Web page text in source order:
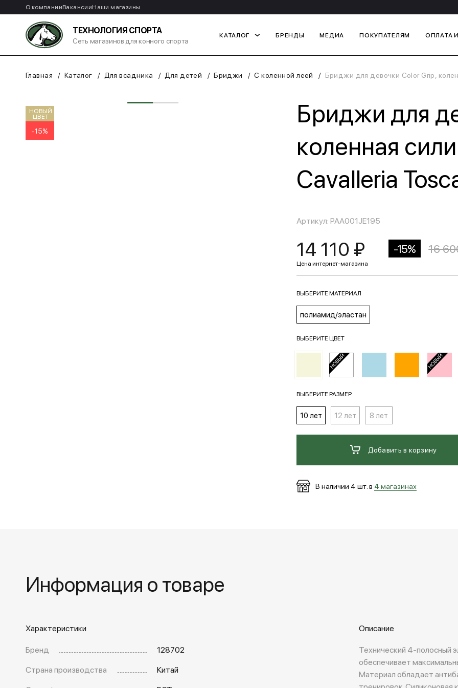
О компанииВакансииНаши магазины
ТЕХНОЛОГИЯ СПОРТА
Сеть магазинов для конного спорта
КАТАЛОГ БРЕНДЫ МЕДИА ПОКУПАТЕЛЯМ ОПЛАТА
Главная Каталог Для всадника Для детей Бриджи С коленной леей Бриджи для девочки Color Grip,
НОВЫЙ
ЦВЕТ
-15%
Бриджи для
коленная
Cavalleria
Артикул: PAA001JE195
14 110 ₽ -15% 16
ВЫБЕРИТЕ МАТЕРИАЛ
полиамид/эластан
ВЫБЕРИТЕ ЦВЕТ
ВЫБЕРИТЕ РАЗМЕР
10 лет 12 лет 8 лет
Добавить в корзину
В наличии 4 шт. в 4 магазинах
Информация о товаре
Характеристики
Бренд
128702
Страна производства
Китай
Описание
Технический 4-полосный
обеспечивает
Материал обладает